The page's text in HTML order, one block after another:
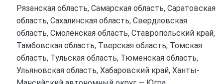
Рязанская область, Самарская область, Саратовская
область, Сахалинская область, Свердловская
область, Смоленская область, Ставропольский край,
Тамбовская область, Тверская область, Томская
область, Тульская область, Тюменская область,
Ульяновская область, Хабаровский край, Ханты-